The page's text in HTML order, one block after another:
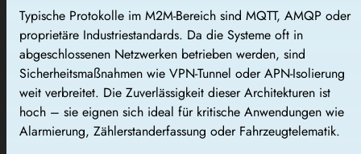
Typische Protokolle im M2M-Bereich sind MQTT, AMQP oder
proprietäre Industriestandards. Da die Systeme oft in
abgeschlossenen Netzwerken betrieben werden, sind
Sicherheitsmaßnahmen wie VPN-Tunnel oder APN-Isolierung
weit verbreitet. Die Zuverlässigkeit dieser Architekturen ist
hoch – sie eignen sich ideal für kritische Anwendungen wie
Alarmierung, Zählerstanderfassung oder Fahrzeugtelematik.